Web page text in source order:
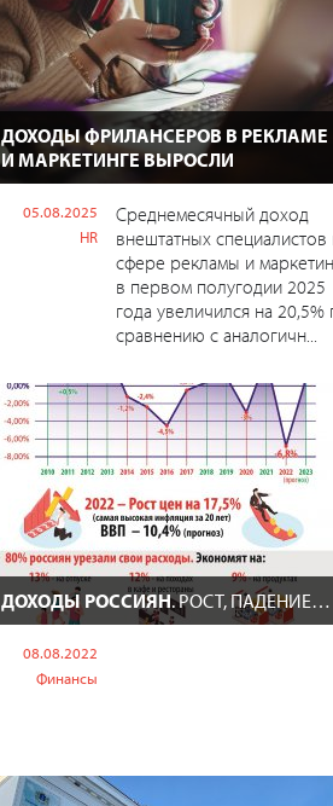
ДОХОДЫ ФРИЛАНСЕРОВ В РЕКЛАМЕ
И МАРКЕТИНГЕ ВЫРОСЛИ
05.08.2025
HR
Среднемесячный доход
внештатных специалистов
сфере рекламы и
в первом полугодии 2025
года увеличился на 20,5%
сравнению с аналогичн...
ДОХОДЫ РОССИЯН. РОСТ, ПАДЕНИЕ…
08.08.2022
Финансы